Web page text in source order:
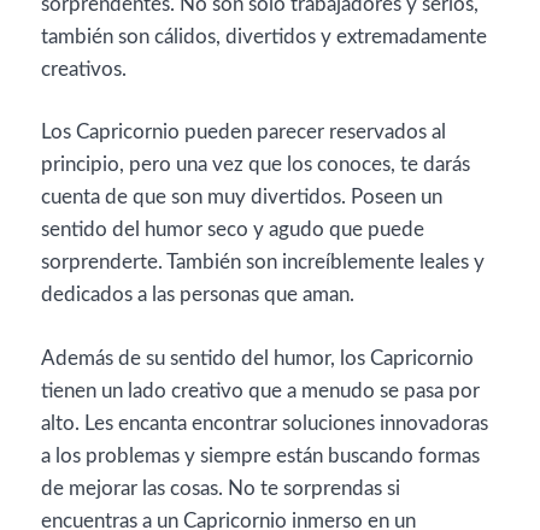
también son cálidos, divertidos y extremadamente
creativos.
Los Capricornio pueden parecer reservados al
principio, pero una vez que los conoces, te darás
cuenta de que son muy divertidos. Poseen un
sentido del humor seco y agudo que puede
sorprenderte. También son increíblemente leales y
dedicados a las personas que aman.
Además de su sentido del humor, los Capricornio
tienen un lado creativo que a menudo se pasa por
alto. Les encanta encontrar soluciones innovadoras
a los problemas y siempre están buscando formas
de mejorar las cosas. No te sorprendas si
encuentras a un Capricornio inmerso en un